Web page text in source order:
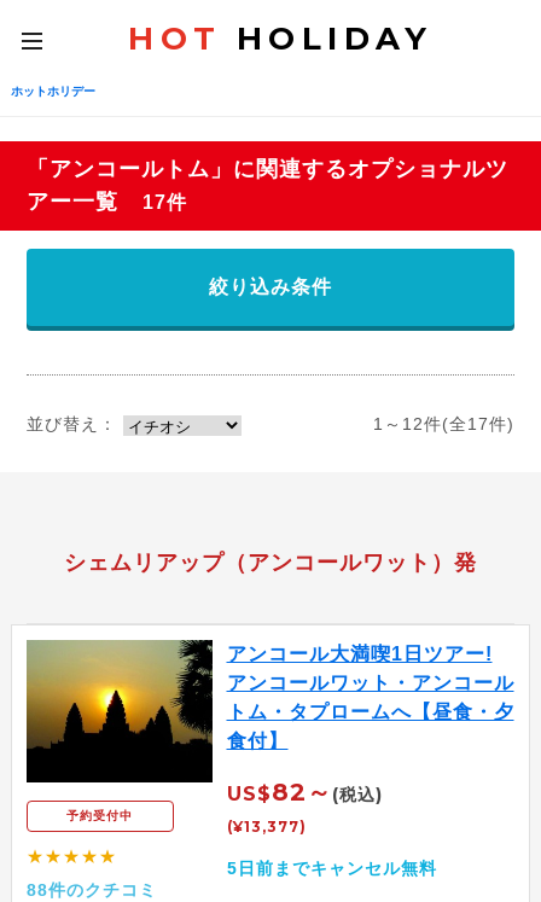
toggle
navigation
HOT HOLIDAY
ホットホリデー
「アンコールトム」に関連するオプショナルツ
アー一覧
17件
絞り込み条件
並び替え： 1～12件(全17件)
シェムリアップ（アンコールワット）発
予約受付中
★★★★★
88件のクチコミ
アンコール大満喫1日ツアー!
アンコールワット・アンコール
トム・タプロームへ【昼食・夕
食付】
US$82～ (税込)
(¥13,377)
5日前までキャンセル無料